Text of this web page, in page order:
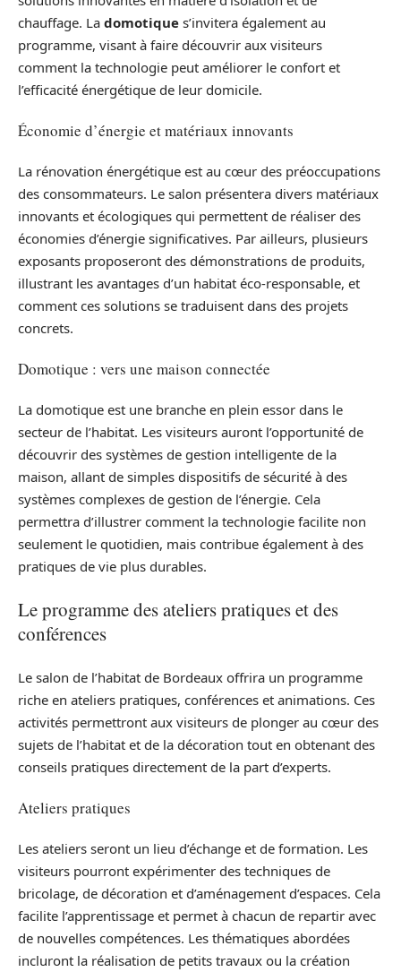
chauffage. La domotique s’invitera également au
programme, visant à faire découvrir aux visiteurs
comment la technologie peut améliorer le confort et
l’efficacité énergétique de leur domicile.
Économie d’énergie et matériaux innovants
La rénovation énergétique est au cœur des préoccupations
des consommateurs. Le salon présentera divers matériaux
innovants et écologiques qui permettent de réaliser des
économies d’énergie significatives. Par ailleurs, plusieurs
exposants proposeront des démonstrations de produits,
illustrant les avantages d’un habitat éco-responsable, et
comment ces solutions se traduisent dans des projets
concrets.
Domotique : vers une maison connectée
La domotique est une branche en plein essor dans le
secteur de l’habitat. Les visiteurs auront l’opportunité de
découvrir des systèmes de gestion intelligente de la
maison, allant de simples dispositifs de sécurité à des
systèmes complexes de gestion de l’énergie. Cela
permettra d’illustrer comment la technologie facilite non
seulement le quotidien, mais contribue également à des
pratiques de vie plus durables.
Le programme des ateliers pratiques et des
conférences
Le salon de l’habitat de Bordeaux offrira un programme
riche en ateliers pratiques, conférences et animations. Ces
activités permettront aux visiteurs de plonger au cœur des
sujets de l’habitat et de la décoration tout en obtenant des
conseils pratiques directement de la part d’experts.
Ateliers pratiques
Les ateliers seront un lieu d’échange et de formation. Les
visiteurs pourront expérimenter des techniques de
bricolage, de décoration et d’aménagement d’espaces. Cela
facilite l’apprentissage et permet à chacun de repartir avec
de nouvelles compétences. Les thématiques abordées
incluront la réalisation de petits travaux ou la création